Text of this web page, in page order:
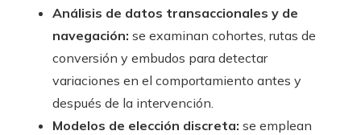
Análisis de datos transaccionales y de
navegación: se examinan cohortes, rutas de
conversión y embudos para detectar
variaciones en el comportamiento antes y
después de la intervención.
Modelos de elección discreta: se emplean